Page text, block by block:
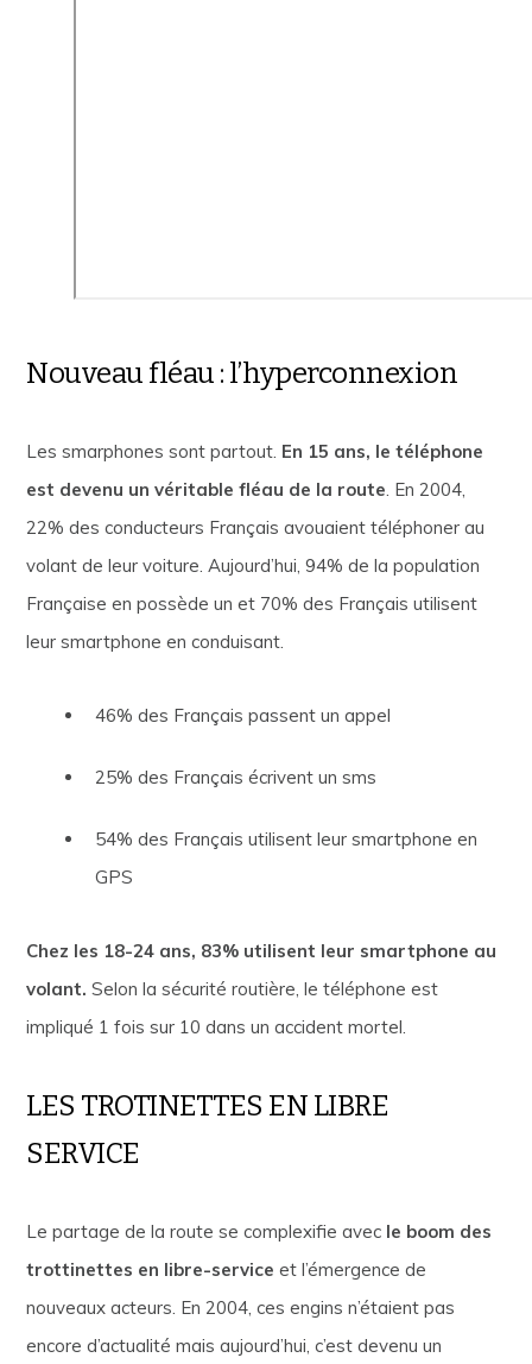
Nouveau fléau : l’hyperconnexion
Les smarphones sont partout. En 15 ans, le téléphone
est devenu un véritable fléau de la route. En 2004,
22% des conducteurs Français avouaient téléphoner au
volant de leur voiture. Aujourd’hui, 94% de la population
Française en possède un et 70% des Français utilisent
leur smartphone en conduisant.
46% des Français passent un appel
25% des Français écrivent un sms
54% des Français utilisent leur smartphone en
GPS
Chez les 18-24 ans, 83% utilisent leur smartphone au
volant. Selon la sécurité routière, le téléphone est
impliqué 1 fois sur 10 dans un accident mortel.
LES TROTINETTES EN LIBRE
SERVICE
Le partage de la route se complexifie avec le boom des
trottinettes en libre-serviceet l’émergence de
nouveaux acteurs. En 2004, ces engins n’étaient pas
encore d’actualité mais aujourd’hui, c’est devenu un